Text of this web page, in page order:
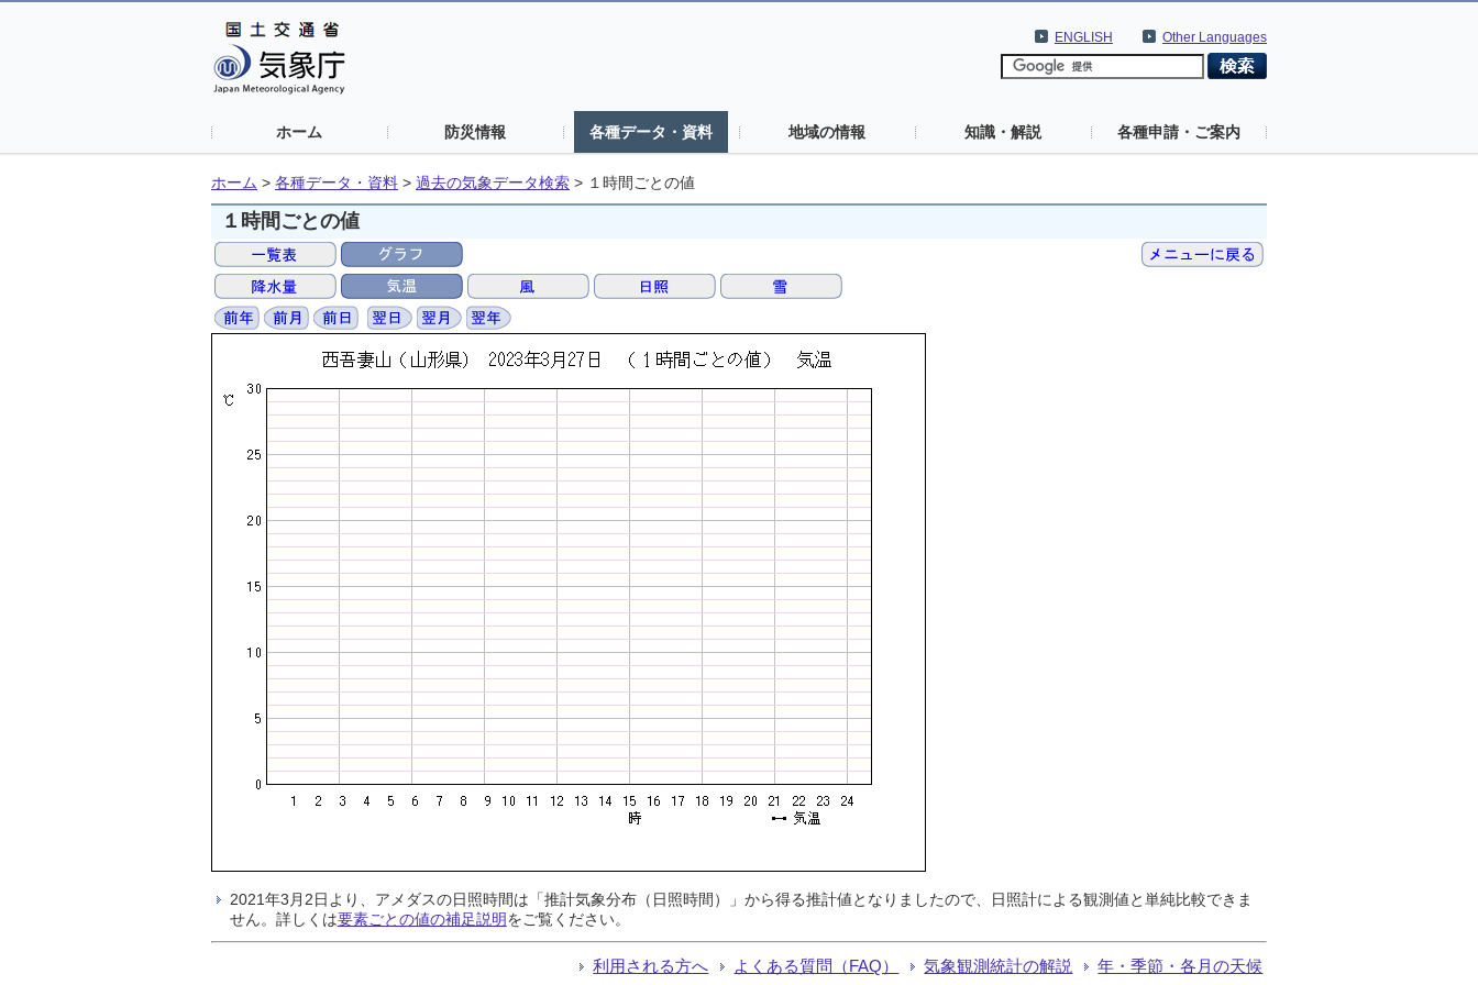
Other Languages
ENGLISH
ホーム 防災情報 各種データ・資料 地域の情報 知識・解説 各種申請・ご案内
ホーム > 各種データ・資料 > 過去の気象データ検索 > １時間ごとの値
１時間ごとの値
2021年3月2日より、アメダスの日照時間は「推計気象分布（日照時間）」から得る推計値となりましたので、日照計による観測値と単純比較できま
せん。詳しくは要素ごとの値の補足説明をご覧ください。
利用される方へ よくある質問（FAQ） 気象観測統計の解説 年・季節・各月の天候